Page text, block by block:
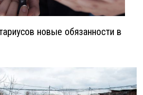
новые обязанности в